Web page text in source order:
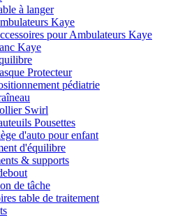
à langer
Kaye
pour Ambulateurs Kaye
Kaye
Protecteur
pédiatrie
Swirl
Pousettes
d'auto pour enfant
d'équilibre
& supports
de tâche
table de traitement